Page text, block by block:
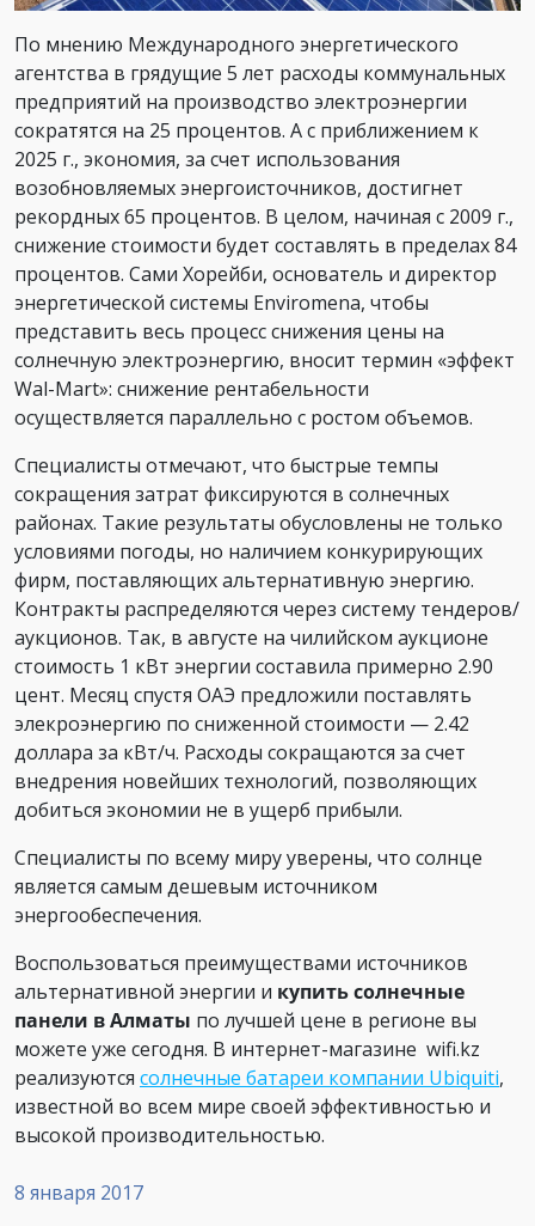
8 января 2017
По мнению Международного энергетического
агентства в грядущие 5 лет расходы коммунальных
предприятий на производство электроэнергии
сократятся на 25 процентов. А с приближением к
2025 г., экономия, за счет использования
возобновляемых энергоисточников, достигнет
рекордных 65 процентов. В целом, начиная с 2009 г.,
снижение стоимости будет составлять в пределах 84
процентов. Сами Хорейби, основатель и директор
энергетической системы Enviromena, чтобы
представить весь процесс снижения цены на
солнечную электроэнергию, вносит термин «эффект
Wal-Mart»: снижение рентабельности
осуществляется параллельно с ростом объемов.
Специалисты отмечают, что быстрые темпы
сокращения затрат фиксируются в солнечных
районах. Такие результаты обусловлены не только
условиями погоды, но наличием конкурирующих
фирм, поставляющих альтернативную энергию.
Контракты распределяются через систему тендеров/
аукционов. Так, в августе на чилийском аукционе
стоимость 1 кВт энергии составила примерно 2.90
цент. Месяц спустя ОАЭ предложили поставлять
элекроэнергию по сниженной стоимости — 2.42
доллара за кВт/ч. Расходы сокращаются за счет
внедрения новейших технологий, позволяющих
добиться экономии не в ущерб прибыли.
Специалисты по всему миру уверены, что солнце
является самым дешевым источником
энергообеспечения.
Воспользоваться преимуществами источников
альтернативной энергии и купить солнечные
панели в Алматы по лучшей цене в регионе вы
можете уже сегодня. В интернет-магазине wifi.kz
реализуются солнечные батареи компании Ubiquiti,
известной во всем мире своей эффективностью и
высокой производительностью.